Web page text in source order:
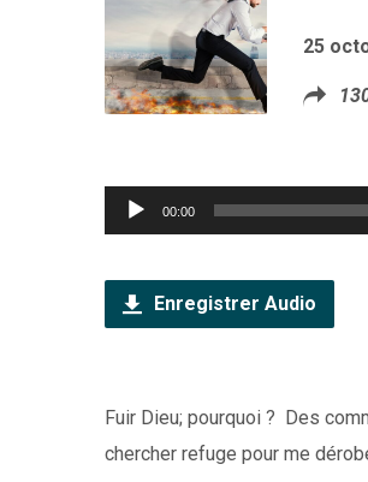
25
Lecteur
audio
00:00
Enregistrer Audio
Fuir Dieu; pourquoi ? Des
chercher refuge pour me